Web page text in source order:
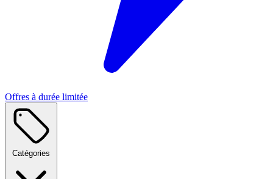
Offres à durée limitée
Catégories